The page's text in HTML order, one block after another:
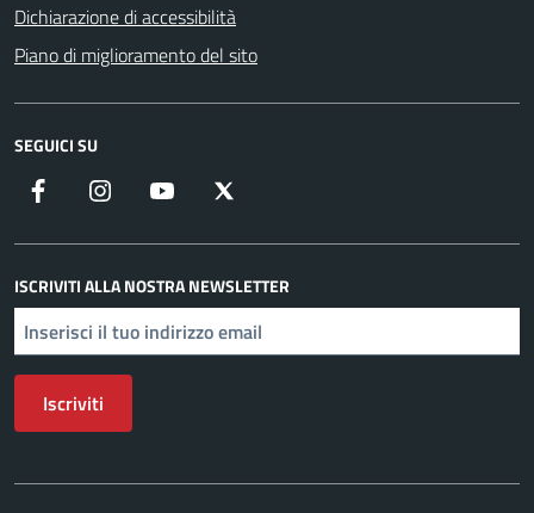
Dichiarazione di accessibilità
Piano di miglioramento del sito
SEGUICI SU
Facebook Instagram YouTube
ISCRIVITI ALLA NOSTRA NEWSLETTER